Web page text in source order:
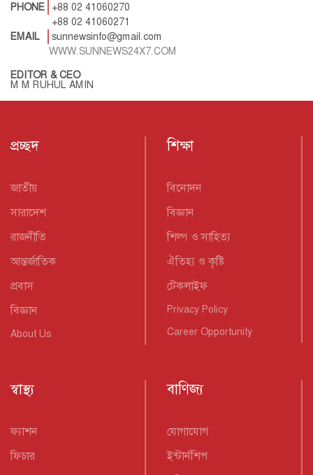
PHONE
+88 02 41060270
+88 02 41060271
EMAIL
sunnewsinfo@gmail.com
WWW.SUNNEWS24X7.COM
EDITOR & CEO
M M RUHUL AMIN
প্রচ্ছদ
জাতীয়
সারাদেশ
রাজনীতি
আন্তর্জাতিক
প্রবাস
বিজ্ঞান
About Us
শিক্ষা
বিনোদন
বিজ্ঞান
শিল্প ও সাহিত্য
ঐতিহ্য ও কৃষ্টি
টেকলাইফ
Privacy Policy
Career Opportunity
স্বাস্থ্য
ফ্যাশন
ফিচার
বাণিজ্য
যোগাযোগ
ইন্টার্নশিপ